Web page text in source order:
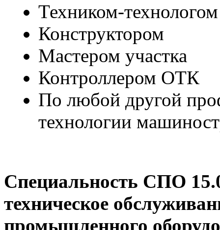
Техником-технологом
Конструктором
Мастером участка
Контроллером ОТК
По любой другой
технологии
Специальность СПО
техническое
промышленного